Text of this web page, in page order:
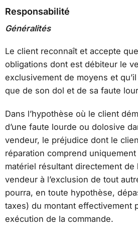
Responsabilité
Généralités
Le client reconnaît et accepte
obligations dont est débiteur le
exclusivement de moyens et
que de son dol et de sa faute
Dans l’hypothèse où le client
d’une faute lourde ou dolosive
vendeur, le préjudice dont le
réparation comprend
matériel résultant directement de
vendeur à l’exclusion de tout
pourra, en toute hypothèse,
taxes) du montant effectivement
exécution de la commande.